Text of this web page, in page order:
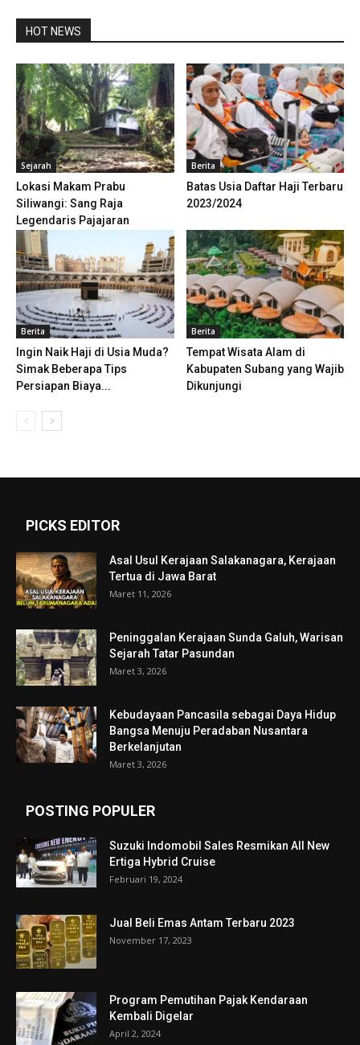
HOT NEWS
Sejarah
Lokasi Makam Prabu
Siliwangi: Sang Raja
Legendaris Pajajaran
Berita
Batas Usia Daftar Haji Terbaru
2023/2024
Berita
Ingin Naik Haji di Usia Muda?
Simak Beberapa Tips
Persiapan Biaya...
Berita
Tempat Wisata Alam di
Kabupaten Subang yang Wajib
Dikunjungi
PICKS EDITOR
Asal Usul Kerajaan Salakanagara, Kerajaan
Tertua di Jawa Barat
Maret 11, 2026
Peninggalan Kerajaan Sunda Galuh, Warisan
Sejarah Tatar Pasundan
Maret 3, 2026
Kebudayaan Pancasila sebagai Daya Hidup
Bangsa Menuju Peradaban Nusantara
Berkelanjutan
Maret 3, 2026
POSTING POPULER
Suzuki Indomobil Sales Resmikan All New
Ertiga Hybrid Cruise
Februari 19, 2024
Jual Beli Emas Antam Terbaru 2023
November 17, 2023
Program Pemutihan Pajak Kendaraan
Kembali Digelar
April 2, 2024